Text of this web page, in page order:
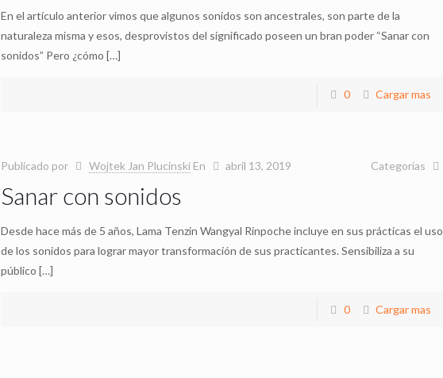
En el artículo anterior vimos que algunos sonidos son ancestrales, son parte de la
naturaleza misma y esos, desprovistos del significado poseen un bran poder “Sanar con
sonidos” Pero ¿cómo […]
0 Cargar mas
Publicado por Wojtek Jan Plucinski En abril 13, 2019 Categorías
Sanar con sonidos
Desde hace más de 5 años, Lama Tenzin Wangyal Rinpoche incluye en sus prácticas el uso
de los sonidos para lograr mayor transformación de sus practicantes. Sensibiliza a su
público […]
0 Cargar mas